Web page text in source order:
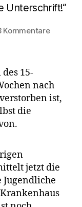
Unterschrift!“
Kommentarezu
eines
15-
Impfung
15-
nach
ist,
die
jetzt die